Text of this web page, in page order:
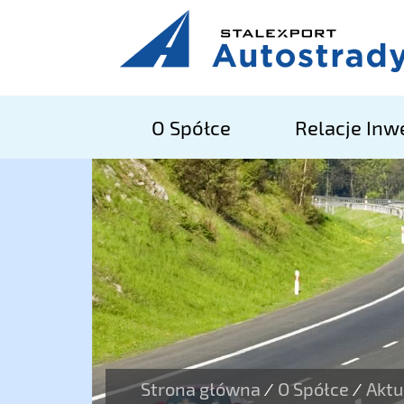
O Spółce Relacje
Strona główna / O Spółce /